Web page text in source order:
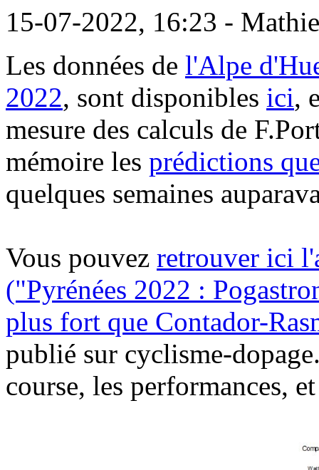
15-07-2022, 16:23 -
Les données de l'Alpe
2022, sont disponibles ici,
mesure des calculs de
mémoire les prédictions
quelques semaines
Vous pouvez retrouver ici
("Pyrénées 2022 :
plus fort que Contador-
publié sur cyclisme-
course, les performances,